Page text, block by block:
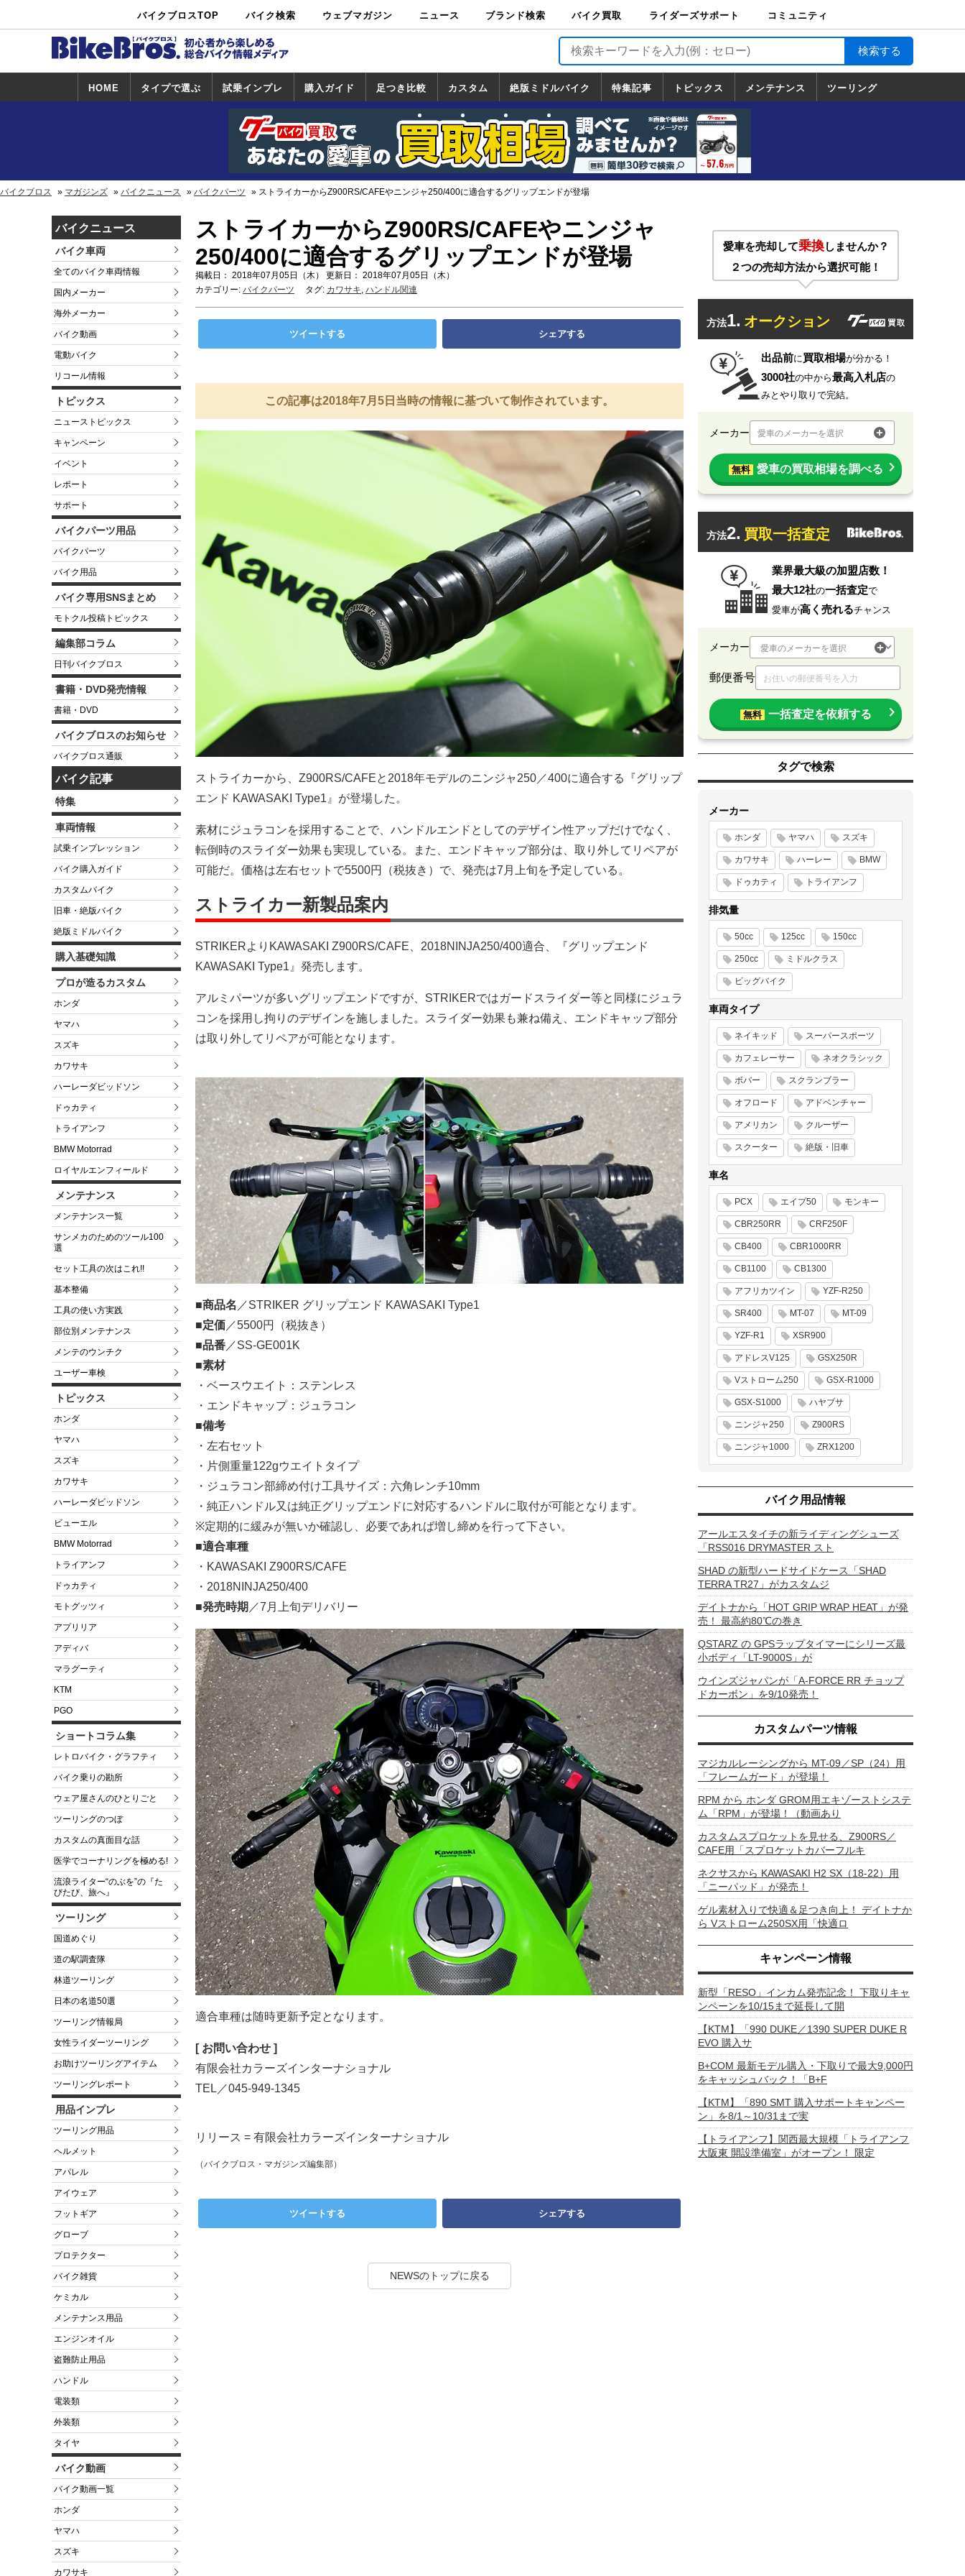
バイクブロスTOP バイク検索
中古バイ
ク・新車検
カタログ検
索
ショップ検
索
ウェブマガジン ニュース ブランド検索 バイク買取
バイク買取
ライダーズサポート
ライダーズサポート
TOP
バイク輸送
バイクガレージライ
フ
バイク車両保険
ロードサービス
バイク試乗
コミュニティ
HOME タイプで選ぶ 試乗インプレ
試乗インプレ
一覧
ホンダ
ヤマハ
スズキ
カワサキ
ハーレー
BMW
トライアンフ
ドゥカティ
購入ガイド
一覧
足つき比較 カスタム
カスタム
一覧
ホンダ
ヤマハ
スズキ
カワサキ
絶版ミドルバイク
絶版ミドルバイク
一覧
ホンダ
ヤマハ
スズキ
カワサキ
特集記事 トピックス
トピックス
一覧
ホンダ
ヤマハ
スズキ
カワサキ
ハーレーダ
ビッドソン
BMW
ドゥカティ
トライアン
フ
メンテナンス ツーリング
道の駅調査隊
ツーリング情報局
日本の道50選
国道めぐり
林道ツーリング
バイクブロス マガジンズ バイクニュース バイクパーツ ストライカーからZ900RS/CAFEやニンジャ250/400に適合するグリップエンドが登場
バイクニュース
バイク車両
全てのバイク車両情報
国内メーカー
海外メーカー
バイク動画
電動バイク
リコール情報
トピックス
ニューストピックス
キャンペーン
イベント
レポート
サポート
バイクパーツ用品
バイクパーツ
バイク用品
バイク専用SNSまとめ
モトクル投稿トピックス
編集部コラム
日刊バイクブロス
書籍・DVD発売情報
書籍・DVD
バイクブロスのお知らせ
バイクブロス通販
バイク記事
特集
車両情報
試乗インプレッション
バイク購入ガイド
カスタムバイク
旧車・絶版バイク
絶版ミドルバイク
購入基礎知識
プロが造るカスタム
ホンダ
ヤマハ
スズキ
カワサキ
ハーレーダビッドソン
ドゥカティ
トライアンフ
BMW Motorrad
ロイヤルエンフィールド
メンテナンス
メンテナンス一覧
サンメカのためのツール100
選
セット工具の次はこれ!!
基本整備
工具の使い方実践
部位別メンテナンス
メンテのウンチク
ユーザー車検
トピックス
ホンダ
ヤマハ
スズキ
カワサキ
ハーレーダビッドソン
ビューエル
BMW Motorrad
トライアンフ
ドゥカティ
モトグッツィ
アプリリア
アディバ
マラグーティ
KTM
PGO
ショートコラム集
レトロバイク・グラフティ
バイク乗りの勘所
ウェア屋さんのひとりごと
ツーリングのつぼ
カスタムの真面目な話
医学でコーナリングを極める!
流浪ライター“のぶを”の『た
びたび、旅へ』
ツーリング
国道めぐり
道の駅調査隊
林道ツーリング
日本の名道50選
ツーリング情報局
女性ライダーツーリング
お助けツーリングアイテム
ツーリングレポート
用品インプレ
ツーリング用品
ヘルメット
アパレル
アイウェア
フットギア
グローブ
プロテクター
バイク雑貨
ケミカル
メンテナンス用品
エンジンオイル
盗難防止用品
ハンドル
電装類
外装類
タイヤ
バイク動画
バイク動画一覧
ホンダ
ヤマハ
スズキ
カワサキ
ストライカーからZ900RS/CAFEやニンジャ
250/400に適合するグリップエンドが登場
掲載日： 2018年07月05日（木） 更新日： 2018年07月05日（木）
カテゴリー: バイクパーツ タグ: カワサキ, ハンドル関連
ツイートする シェアする
この記事は2018年7月5日当時の情報に基づいて制作されています。
ストライカーから、Z900RS/CAFEと2018年モデルのニンジャ250／400に適合する『グリップ
エンド KAWASAKI Type1』が登場した。
素材にジュラコンを採用することで、ハンドルエンドとしてのデザイン性アップだけでなく、
転倒時のスライダー効果も実現している。また、エンドキャップ部分は、取り外してリペアが
可能だ。価格は左右セットで5500円（税抜き）で、発売は7月上旬を予定している。
ストライカー新製品案内
STRIKERよりKAWASAKI Z900RS/CAFE、2018NINJA250/400適合、『グリップエンド
KAWASAKI Type1』発売します。
アルミパーツが多いグリップエンドですが、STRIKERではガードスライダー等と同様にジュラ
コンを採用し拘りのデザインを施しました。スライダー効果も兼ね備え、エンドキャップ部分
は取り外してリペアが可能となります。
■商品名 ／STRIKER グリップエンド KAWASAKI Type1
■定価 ／5500円（税抜き）
■品番／SS-GE001K
■素材
・ベースウエイト：ステンレス
・エンドキャップ：ジュラコン
■備考
・左右セット
・片側重量122gウエイトタイプ
・ジュラコン部締め付け工具サイズ：六角レンチ10mm
・純正ハンドル又は純正グリップエンドに対応するハンドルに取付が可能となります。
※定期的に緩みが無いか確認し、必要であれば増し締めを行って下さい。
■適合車種
・KAWASAKI Z900RS/CAFE
・2018NINJA250/400
■発売時期 ／7月上旬デリバリー
適合車種は随時更新予定となります。
[ お問い合わせ ]
有限会社カラーズインターナショナル
TEL／045-949-1345
リリース = 有限会社カラーズインターナショナル
（バイクブロス・マガジンズ編集部）
ツイートする シェアする
NEWSのトップに戻る
愛車を売却して乗換しませんか？
２つの売却方法から選択可能！
方法1. オークション
出品前に買取相場が分かる！
3000社の中から最高入札店の
みとやり取りで完結。
メーカー 愛車のメーカーを選択
無料 愛車の買取相場を調べる
方法2. 買取一括査定
業界最大級の加盟店数！
最大12社の一括査定で
愛車が高く売れるチャンス
メーカー
郵便番号
無料 一括査定を依頼する
タグで検索
メーカー
ホンダ ヤマハ スズキ
カワサキ ハーレー BMW
ドゥカティ トライアンフ
排気量
50cc 125cc 150cc
250cc ミドルクラス
ビッグバイク
車両タイプ
ネイキッド スーパースポーツ
カフェレーサー ネオクラシック
ボバー スクランブラー
オフロード アドベンチャー
アメリカン クルーザー
スクーター 絶版・旧車
車名
PCX エイプ50 モンキー
CBR250RR CRF250F
CB400 CBR1000RR
CB1100 CB1300
アフリカツイン YZF-R250
SR400 MT-07 MT-09
YZF-R1 XSR900
アドレスV125 GSX250R
Vストローム250 GSX-R1000
GSX-S1000 ハヤブサ
ニンジャ250 Z900RS
ニンジャ1000 ZRX1200
バイク用品情報
アールエスタイチの新ライディングシューズ
「RSS016 DRYMASTER スト
SHAD の新型ハードサイドケース「SHAD
TERRA TR27」がカスタムジ
デイトナから「HOT GRIP WRAP HEAT」が発
売！ 最高約80℃の巻き
QSTARZ の GPSラップタイマーにシリーズ最
小ボディ「LT-9000S」が
ウインズジャパンが「A-FORCE RR チョップ
ドカーボン」を9/10発売！
カスタムパーツ情報
マジカルレーシングから MT-09／SP（24）用
「フレームガード」が登場！
RPM から ホンダ GROM用エキゾーストシステ
ム「RPM」が登場！（動画あり
カスタムスプロケットを見せる、Z900RS／
CAFE用「スプロケットカバーフルキ
ネクサスから KAWASAKI H2 SX（18-22）用
「ニーパッド」が発売！
ゲル素材入りで快適＆足つき向上！ デイトナか
ら Vストローム250SX用「快適ロ
キャンペーン情報
新型「RESO」インカム発売記念！ 下取りキャ
ンペーンを10/15まで延長して開
【KTM】「990 DUKE／1390 SUPER DUKE R
EVO 購入サ
B+COM 最新モデル購入・下取りで最大9,000円
をキャッシュバック！「B+F
【KTM】「890 SMT 購入サポートキャンペー
ン」を8/1～10/31まで実
【トライアンフ】関西最大規模「トライアンフ
大阪東 開設準備室」がオープン！ 限定